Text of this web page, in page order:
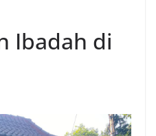
Ibadah di